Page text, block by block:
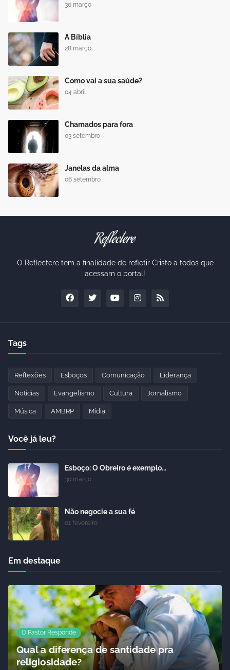
30 março
A Bíblia
28 março
Como vai a sua saúde?
04 abril
Chamados para fora
03 setembro
Janelas da alma
06 setembro
O Reflectere tem a finalidade de refletir Cristo a todos que
acessam o portal!
Tags
Reflexões Esboços Comunicação Liderança
Notícias Evangelismo Cultura Jornalismo
Música AMBRP Mídia
Você já leu?
Esboço: O Obreiro é exemplo...
30 março
Não negocie a sua fé
01 fevereiro
Em destaque
O Pastor Responde
Qual a diferença de santidade pra
religiosidade?